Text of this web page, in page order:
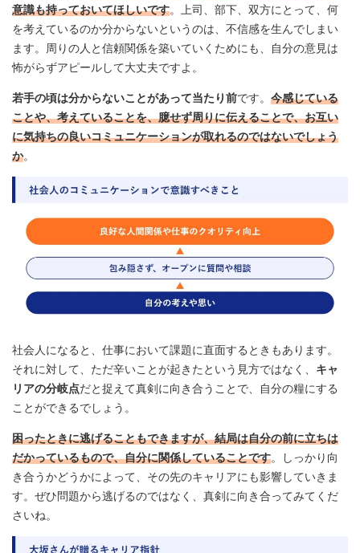
意識も持っておいてほしいです。上司、部下、双方にとって、何
を考えているのか分からないというのは、不信感を生んでしまい
ます。周りの人と信頼関係を築いていくためにも、自分の意見は
怖がらずアピールして大丈夫ですよ。
若手の頃は分からないことがあって当たり前です。 今感じている
ことや、考えていることを、臆せず周りに伝えることで、お互い
に気持ちの良いコミュニケーションが取れるのではないでしょう
か。
社会人になると、仕事において課題に直面するときもあります。
それに対して、ただ辛いことが起きたという見方ではなく、 キャ
リアの分岐点だと捉えて真剣に向き合うことで、自分の糧にする
ことができるでしょう。
困ったときに逃げることもできますが、結局は自分の前に立ちは
だかっているもので、自分に関係していることです。しっかり向
き合うかどうかによって、その先のキャリアにも影響していきま
す。ぜひ問題から逃げるのではなく、真剣に向き合ってみてくだ
さいね。